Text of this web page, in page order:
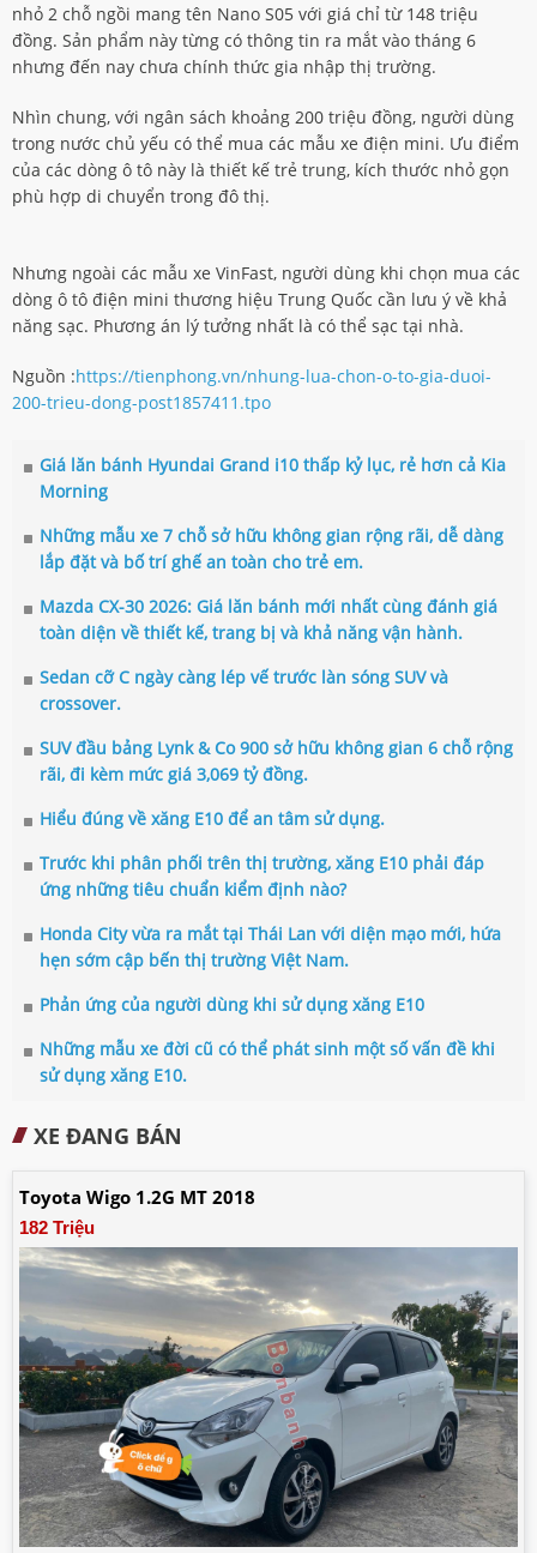
nhỏ 2 chỗ ngồi mang tên Nano S05 với giá chỉ từ 148 triệu
đồng. Sản phẩm này từng có thông tin ra mắt vào tháng 6
nhưng đến nay chưa chính thức gia nhập thị trường.
Nhìn chung, với ngân sách khoảng 200 triệu đồng, người dùng
trong nước chủ yếu có thể mua các mẫu xe điện mini. Ưu điểm
của các dòng ô tô này là thiết kế trẻ trung, kích thước nhỏ gọn
phù hợp di chuyển trong đô thị.
Nhưng ngoài các mẫu xe VinFast, người dùng khi chọn mua các
dòng ô tô điện mini thương hiệu Trung Quốc cần lưu ý về khả
năng sạc. Phương án lý tưởng nhất là có thể sạc tại nhà.
Nguồn :https://tienphong.vn/nhung-lua-chon-o-to-gia-duoi-
200-trieu-dong-post1857411.tpo
Giá lăn bánh Hyundai Grand i10 thấp kỷ lục, rẻ hơn cả Kia
Morning
Những mẫu xe 7 chỗ sở hữu không gian rộng rãi, dễ dàng
lắp đặt và bố trí ghế an toàn cho trẻ em.
Mazda CX-30 2026: Giá lăn bánh mới nhất cùng đánh giá
toàn diện về thiết kế, trang bị và khả năng vận hành.
Sedan cỡ C ngày càng lép vế trước làn sóng SUV và
crossover.
SUV đầu bảng Lynk & Co 900 sở hữu không gian 6 chỗ rộng
rãi, đi kèm mức giá 3,069 tỷ đồng.
Hiểu đúng về xăng E10 để an tâm sử dụng.
Trước khi phân phối trên thị trường, xăng E10 phải đáp
ứng những tiêu chuẩn kiểm định nào?
Honda City vừa ra mắt tại Thái Lan với diện mạo mới, hứa
hẹn sớm cập bến thị trường Việt Nam.
Phản ứng của người dùng khi sử dụng xăng E10
Những mẫu xe đời cũ có thể phát sinh một số vấn đề khi
sử dụng xăng E10.
XE ĐANG BÁN
Toyota Wigo 1.2G MT 2018
182 Triệu